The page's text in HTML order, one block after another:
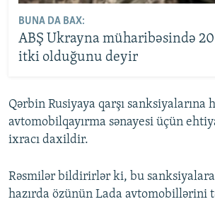
BUNA DA BAX:
ABŞ Ukrayna müharibəsində
itki olduğunu deyir
Qərbin Rusiyaya qarşı sanksiyalarına
avtomobilqayırma sənayesi üçün
ixracı daxildir.
Rəsmilər bildirirlər ki, bu sanksiyalara
hazırda özünün Lada avtomobillərini